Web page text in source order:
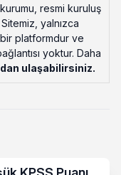
resmi kuruluş
yalnızca
platformdur ve
yoktur. Daha
ulaşabilirsiniz.